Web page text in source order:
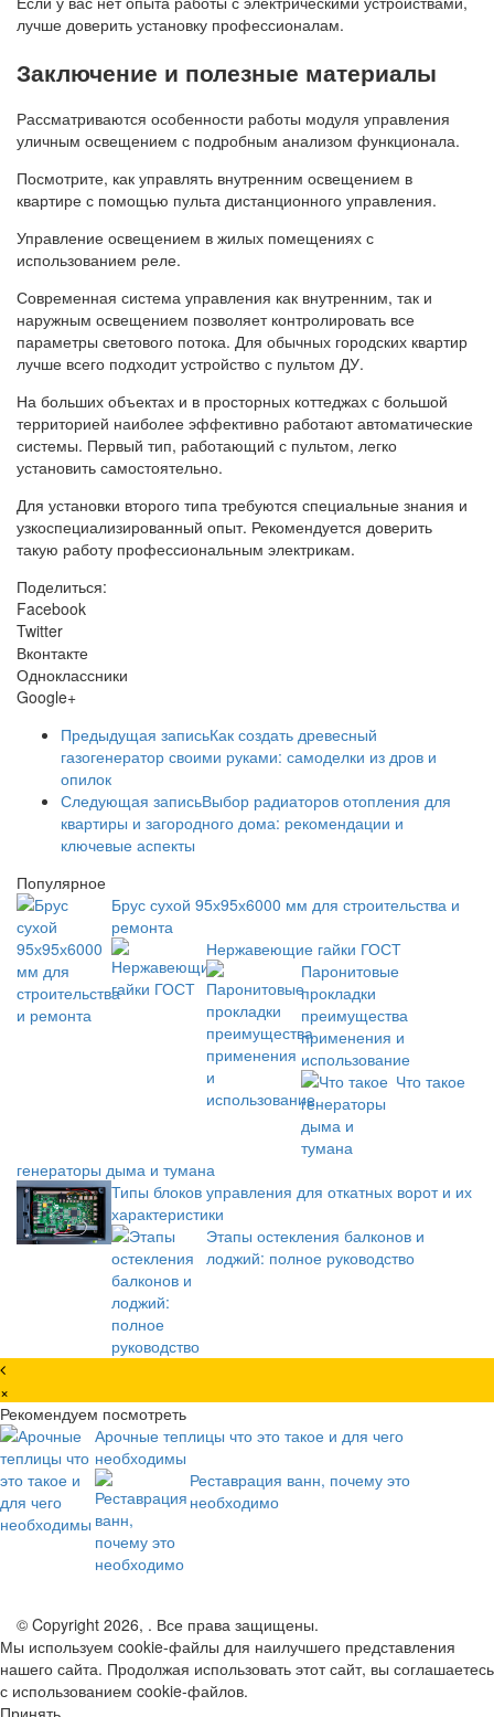
лучше доверить установку профессионалам.
Заключение и полезные материалы
Рассматриваются особенности работы модуля управления
уличным освещением с подробным анализом функционала.
Посмотрите, как управлять внутренним освещением в
квартире с помощью пульта дистанционного управления.
Управление освещением в жилых помещениях с
использованием реле.
Современная система управления как внутренним, так и
наружным освещением позволяет контролировать все
параметры светового потока. Для обычных городских квартир
лучше всего подходит устройство с пультом ДУ.
На больших объектах и в просторных коттеджах с большой
территорией наиболее эффективно работают автоматические
системы. Первый тип, работающий с пультом, легко
установить самостоятельно.
Для установки второго типа требуются специальные знания и
узкоспециализированный опыт. Рекомендуется доверить
такую работу профессиональным электрикам.
Поделиться:
Facebook
Twitter
Вконтакте
Одноклассники
Google+
Предыдущая записьКак создать древесный
газогенератор своими руками: самоделки из дров и
опилок
Следующая записьВыбор радиаторов отопления для
квартиры и загородного дома: рекомендации и
ключевые аспекты
Популярное
Брус сухой 95х95х6000 мм для строительства и
ремонта
Нержавеющие гайки ГОСТ
Паронитовые
прокладки
преимущества
применения и
использование
Что такое
генераторы дыма и тумана
Типы блоков управления для откатных ворот и их
характеристики
Этапы остекления балконов и
лоджий: полное руководство
×
Рекомендуем посмотреть
Арочные теплицы что это такое и для чего
необходимы
Реставрация ванн, почему это
необходимо
© Copyright 2026, . Все права защищены.
Мы используем cookie-файлы для наилучшего представления
нашего сайта. Продолжая использовать этот сайт, вы соглашаетесь
с использованием cookie-файлов.